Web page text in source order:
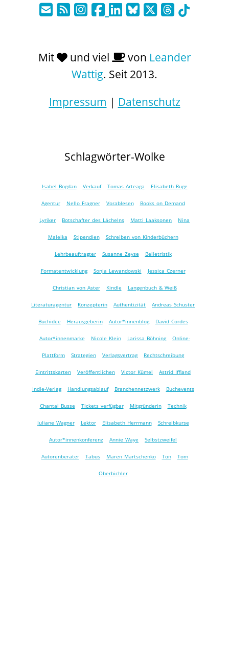
Mit und viel von Leander
Wattig. Seit 2013.
Impressum | Datenschutz
Schlagwörter-Wolke
Isabel Bogdan Verkauf Tomas Arteaga Elisabeth Ruge
Agentur Nello Fragner Vorablesen Books on Demand
Lyriker Botschafter des Lächelns Matti Laaksonen Nina
Maleika Stipendien Schreiben von Kinderbüchern
Lehrbeauftragter Susanne Zeyse Belletristik
Formatentwicklung Sonja Lewandowski Jessica Czerner
Christian von Aster Kindle Langenbuch & Weiß
Literaturagentur Konzepterin Authentizität Andreas Schuster
Buchidee Herausgeberin Autor*innenblog David Cordes
Autor*innenmarke Nicole Klein Larissa Böhning Online-
Plattform Strategien Verlagsvertrag Rechtschreibung
Eintrittskarten Veröffentlichen Victor Kümel Astrid Iffland
Indie-Verlag Handlungsablauf Branchennetzwerk Buchevents
Chantal Busse Tickets verfügbar Mitgründerin Technik
Juliane Wagner Lektor Elisabeth Herrmann Schreibkurse
Autor*innenkonferenz Annie Waye Selbstzweifel
Autorenberater Tabus Maren Martschenko Ton Tom
Oberbichler